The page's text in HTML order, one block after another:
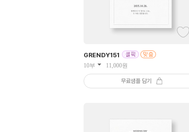
GRENDY151
10부 11,000원
무료샘플 담기